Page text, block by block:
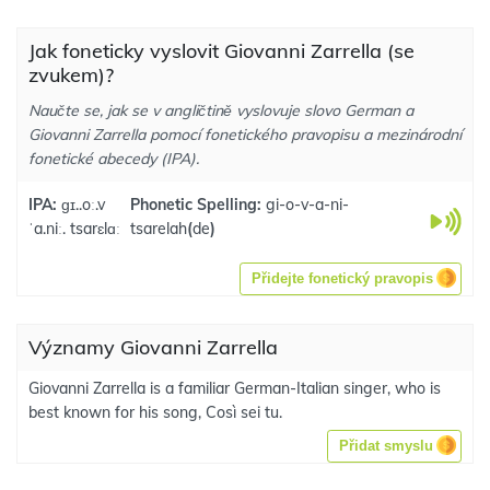
Jak foneticky vyslovit Giovanni Zarrella (se
zvukem)?
Naučte se, jak se v angličtině vyslovuje slovo German a
Giovanni Zarrella pomocí fonetického pravopisu a mezinárodní
fonetické abecedy (IPA).
IPA: ɡɪ..oː.v
ˈa.niː. tsarɛlɑː
Phonetic Spelling: gi-o-v-a-ni-
tsarelah(de)
Přidejte fonetický pravopis
Významy Giovanni Zarrella
Giovanni Zarrella is a familiar German-Italian singer, who is
best known for his song, Così sei tu.
Přidat smyslu